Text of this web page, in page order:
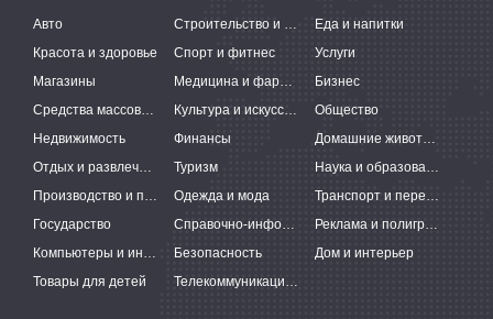
Авто Строительство и ремонт
Еда и напитки
Красота и здоровье
Спорт и фитнес
Услуги
Магазины
Медицина и фармацевтика
Бизнес
Средства массовой информации
Культура и искусство
Общество
Недвижимость
Финансы
Домашние животные
Отдых и развлечения
Туризм
Наука и образование
Производство и поставки
Одежда и мода
Транспорт и перевозки
Государство
Справочно-информационные системы
Реклама и полиграфия
Компьютеры и интернет
Безопасность
Дом и интерьер
Товары для детей
Телекоммуникации и связь